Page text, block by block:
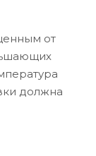
от
должна